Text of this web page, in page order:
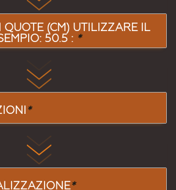
QUOTE (CM) UTILIZZARE IL
50.5 : *
*
*